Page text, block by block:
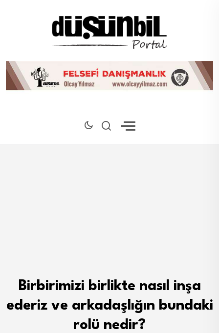
Birbirimizi birlikte nasıl inşa
ederiz ve arkadaşlığın bundaki
rolü nedir?